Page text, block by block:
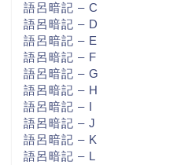
語呂暗記 – C
語呂暗記 – D
語呂暗記 – E
語呂暗記 – F
語呂暗記 – G
語呂暗記 – H
語呂暗記 – I
語呂暗記 – J
語呂暗記 – K
語呂暗記 – L